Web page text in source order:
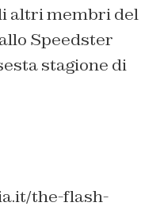
altri membri del
Speedster
stagione di
the-flash-